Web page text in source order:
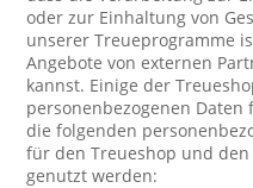
oder zur Einhaltung von
unserer Treueprogramme
Angebote von externen
kannst. Einige der
personenbezogenen Daten
die folgenden
für den Treueshop und
genutzt werden: